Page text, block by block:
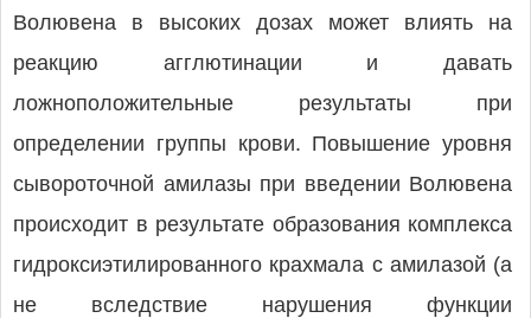
Волювена в высоких дозах может влиять на
реакцию агглютинации и давать
ложноположительные результаты при
определении группы крови. Повышение уровня
сывороточной амилазы при введении Волювена
происходит в результате образования комплекса
гидроксиэтилированного крахмала с амилазой (а
не вследствие нарушения функции